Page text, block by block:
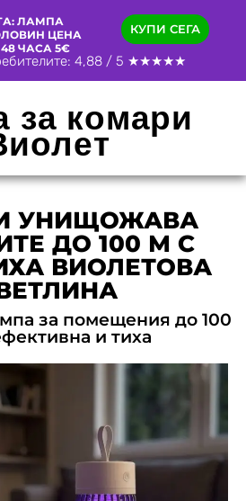
ЛАМПА
ЦЕНА
ЧАСА 5€
КУПИ СЕГА
4,88 / 5 ★★★★★
за комари
УНИЩОЖАВА
ДО 100 М С
ВИОЛЕТОВА
за помещения до 100
и тиха